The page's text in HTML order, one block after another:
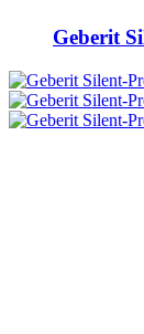
Geberit